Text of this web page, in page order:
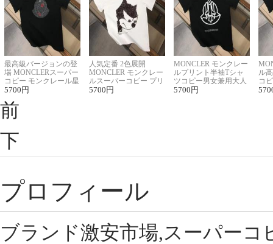
最高級バージョンの登
場 MONCLERスーパー
コピー モンクレール星
座半袖Tシャツ
5700 円
人気定番 2色展開
MONCLER モンクレー
ルスーパーコピー プリ
ント半袖Tシャツ
5700 円
MONCLER モンクレー
ルプリント半袖Tシャ
ツコピー男女兼用大人
可愛い春夏コーデ
5700 円
ル
コ
ィ
前
下
プロフィール
ブランド激安市場,スーパー